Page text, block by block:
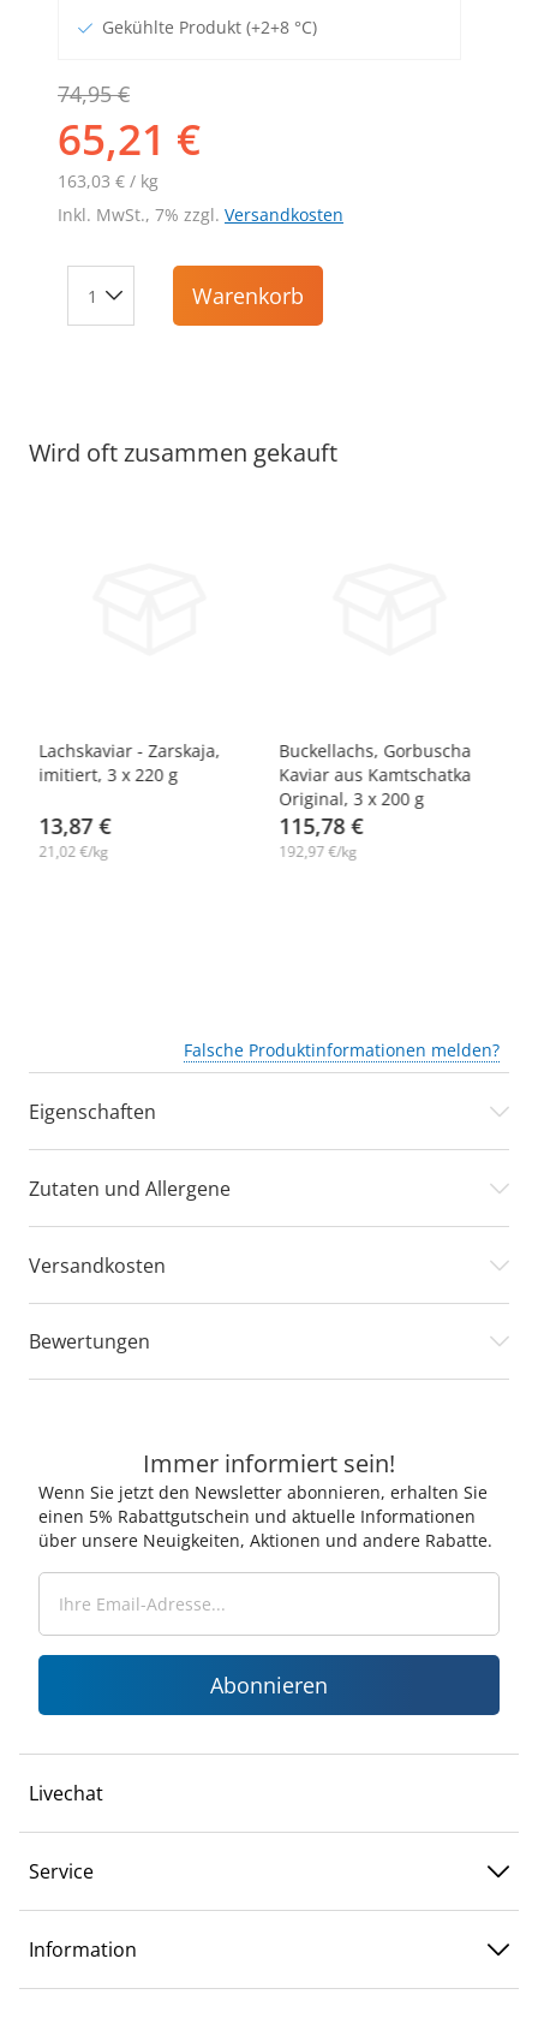
Gekühlte Produkt (+2+8 °C)
74,95 €
65,21 €
163,03 € / kg
Inkl. MwSt., 7% zzgl. Versandkosten
Warenkorb
Wird oft zusammen gekauft
-7%
Lachskaviar - Zarskaja,
imitiert, 3 х 220 g
13,87 €
21,02 €/kg
-12%
Buckellachs, Gorbuscha
Kaviar aus Kamtschatka
Original, 3 х 200 g
115,78 €
192,97 €/kg
Falsche Produktinformationen melden?
Eigenschaften
Zutaten und Allergene
Versandkosten
Bewertungen
Immer informiert sein!
Wenn Sie jetzt den Newsletter abonnieren, erhalten Sie
einen 5% Rabattgutschein und aktuelle Informationen
über unsere Neuigkeiten, Aktionen und andere Rabatte.
Abonnieren
Livechat
Service
Information